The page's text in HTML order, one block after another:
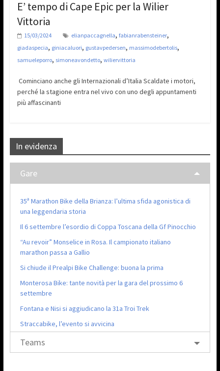
E’ tempo di Cape Epic per la Wilier
Vittoria
15/03/2024 elianpaccagnella, fabianrabensteiner,
giadaspecia, giniacaluori, gustavpedersen, massimodebertolis,
samueleporro, simoneavondetto, wiliervittoria
Cominciano anche gli Internazionali d’Italia Scaldate i motori,
perché la stagione entra nel vivo con uno degli appuntamenti
più affascinanti
In evidenza
Gare
35ª Marathon Bike della Brianza: l’ultima sfida agonistica di
una leggendaria storia
Il 6 settembre l’esordio di Coppa Toscana della Gf Pinocchio
“Au revoir” Monselice in Rosa. Il campionato italiano
marathon passa a Gallio
Si chiude il Prealpi Bike Challenge: buona la prima
Monterosa Bike: tante novità per la gara del prossimo 6
settembre
Fontana e Nisi si aggiudicano la 31a Troi Trek
Straccabike, l’evento si avvicina
Teams